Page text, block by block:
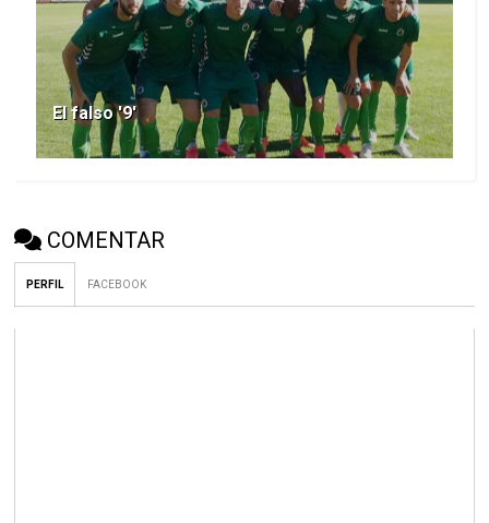
El falso '9'
COMENTAR
PERFIL FACEBOOK